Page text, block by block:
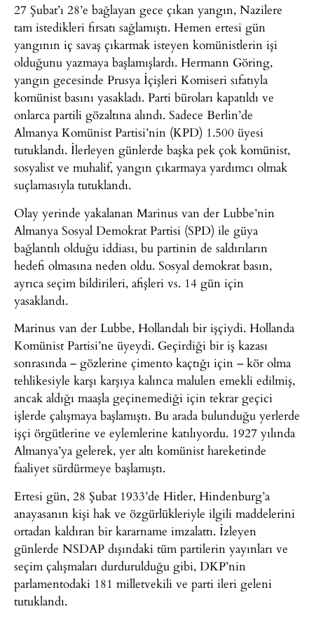
27 Şubat’ı 28’e bağlayan gece çıkan yangın, Nazilere
tam istedikleri fırsatı sağlamıştı. Hemen ertesi gün
yangının iç savaş çıkarmak isteyen komünistlerin işi
olduğunu yazmaya başlamışlardı. Hermann Göring,
yangın gecesinde Prusya İçişleri Komiseri sıfatıyla
komünist basını yasakladı. Parti büroları kapatıldı ve
onlarca partili gözaltına alındı. Sadece Berlin’de
Almanya Komünist Partisi’nin (KPD) 1.500 üyesi
tutuklandı. İlerleyen günlerde başka pek çok komünist,
sosyalist ve muhalif, yangın çıkarmaya yardımcı olmak
suçlamasıyla tutuklandı.
Olay yerinde yakalanan Marinus van der Lubbe’nin
Almanya Sosyal Demokrat Partisi (SPD) ile güya
bağlantılı olduğu iddiası, bu partinin de saldırıların
hedefi olmasına neden oldu. Sosyal demokrat basın,
ayrıca seçim bildirileri, afişleri vs. 14 gün için
yasaklandı.
Marinus van der Lubbe, Hollandalı bir işçiydi. Hollanda
Komünist Partisi’ne üyeydi. Geçirdiği bir iş kazası
sonrasında – gözlerine çimento kaçtığı için – kör olma
tehlikesiyle karşı karşıya kalınca malulen emekli edilmiş,
ancak aldığı maaşla geçinemediği için tekrar geçici
işlerde çalışmaya başlamıştı. Bu arada bulunduğu yerlerde
işçi örgütlerine ve eylemlerine katılıyordu. 1927 yılında
Almanya’ya gelerek, yer altı komünist hareketinde
faaliyet sürdürmeye başlamıştı.
Ertesi gün, 28 Şubat 1933’de Hitler, Hindenburg’a
anayasanın kişi hak ve özgürlükleriyle ilgili maddelerini
ortadan kaldıran bir kararname imzalattı. İzleyen
günlerde NSDAP dışındaki tüm partilerin yayınları ve
seçim çalışmaları durdurulduğu gibi, DKP’nin
parlamentodaki 181 milletvekili ve parti ileri geleni
tutuklandı.